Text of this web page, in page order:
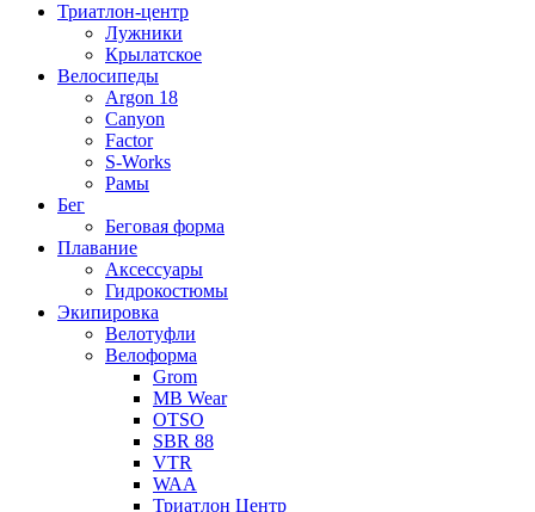
Триатлон-центр
Лужники
Крылатское
Велосипеды
Argon 18
Canyon
Factor
S-Works
Рамы
Бег
Беговая форма
Плавание
Аксессуары
Гидрокостюмы
Экипировка
Велотуфли
Велоформа
Grom
MB Wear
OTSO
SBR 88
VTR
WAA
Триатлон Центр